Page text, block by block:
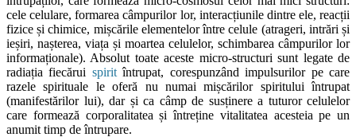
cele celulare, formarea câmpurilor lor, interacțiunile dintre ele, reacții
fizice și chimice, mișcările elementelor între celule (atrageri, intrări și
ieșiri, nașterea, viața și moartea celulelor, schimbarea câmpurilor lor
informaționale). Absolut toate aceste micro-structuri sunt legate de
radiația fiecărui spiritîntrupat, corespunzând impulsurilor pe care
razele spirituale le oferă nu numai mișcărilor spiritului întrupat
(manifestărilor lui), dar și ca câmp de susținere a tuturor celulelor
care formează corporalitatea și întreține vitalitatea acesteia pe un
anumit timp de întrupare.